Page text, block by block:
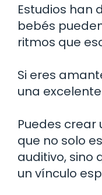
Estudios han
bebés
ritmos que
Si eres
una
Puedes
que no solo
auditivo, sino
un vínculo